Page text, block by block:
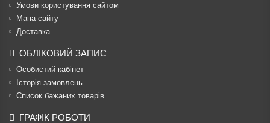
Умови користування сайтом
Мапа сайту
Доставка
ОБЛІКОВИЙ ЗАПИС
Особистий кабінет
Історія замовлень
Список бажаних товарів
ГРАФІК РОБОТИ